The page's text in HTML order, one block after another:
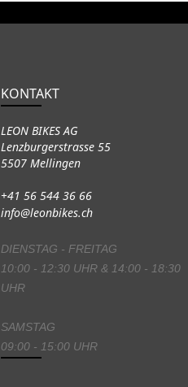
KONTAKT
LEON BIKES AG
Lenzburgerstrasse 55
5507 Mellingen
+41 56 544 36 66
info@leonbikes.ch
DIENSTAG - FREITAG
10:00 - 12:30 UHR & 14:00 - 18:30
UHR
SAMSTAG
09:00 - 15:00 UHR